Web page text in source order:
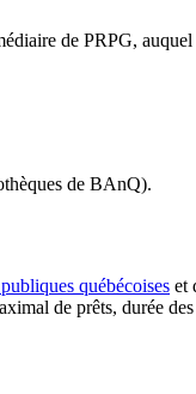
de PRPG,
de BAnQ).
québécoises et
de prêts, durée